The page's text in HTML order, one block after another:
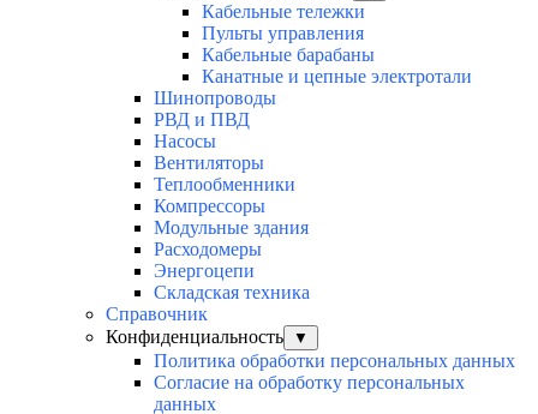
Кабельные тележки
Пульты управления
Кабельные барабаны
Канатные и цепные электротали
Шинопроводы
РВД и ПВД
Насосы
Вентиляторы
Теплообменники
Компрессоры
Модульные здания
Расходомеры
Энергоцепи
Складская техника
Справочник
Конфиденциальность
▼
Политика обработки персональных данных
Согласие на обработку персональных
данных